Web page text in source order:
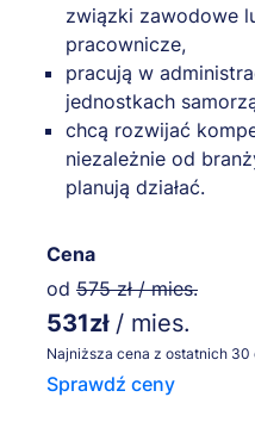
związki zawodowe
pracownicze,
pracują w
jednostkach
chcą rozwijać
niezależnie od
planują działać.
Cena
od 575 zł / mies.
531zł / mies.
Najniższa cena z ostatnich 30
Sprawdź ceny